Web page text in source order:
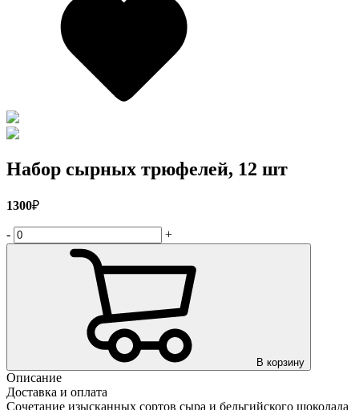
Набор сырных трюфелей, 12 шт
1300₽
- +
В корзину
Описание
Доставка и оплата
Сочетание изысканных сортов сыра и бельгийского шоколада